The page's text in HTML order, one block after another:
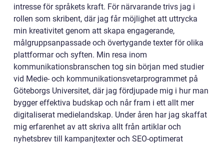
intresse för språkets kraft. För närvarande trivs jag i
rollen som skribent, där jag får möjlighet att uttrycka
min kreativitet genom att skapa engagerande,
målgruppsanpassade och övertygande texter för olika
plattformar och syften. Min resa inom
kommunikationsbranschen tog sin början med studier
vid Medie- och kommunikationsvetarprogrammet på
Göteborgs Universitet, där jag fördjupade mig i hur man
bygger effektiva budskap och når fram i ett allt mer
digitaliserat medielandskap. Under åren har jag skaffat
mig erfarenhet av att skriva allt från artiklar och
nyhetsbrev till kampanjtexter och SEO-optimerat